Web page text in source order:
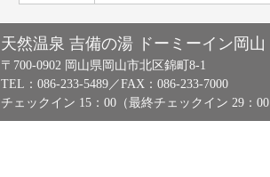
天然温泉 吉備の湯 ドーミーイン岡山
〒700-0902 岡山県岡山市北区錦町8-1
TEL：086-233-5489／FAX：086-233-7000
チェックイン 15：00（最終チェックイン 29：